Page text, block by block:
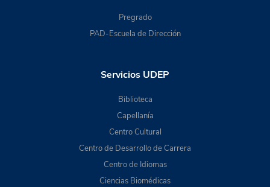
Pregrado
PAD-Escuela de Dirección
Servicios UDEP
Biblioteca
Capellanía
Centro Cultural
Centro de Desarrollo de Carrera
Centro de Idiomas
Ciencias Biomédicas